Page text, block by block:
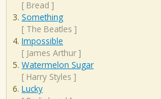
[ Bread ]
Something
[ The Beatles ]
Impossible
[ James Arthur ]
Watermelon Sugar
[ Harry Styles ]
Lucky